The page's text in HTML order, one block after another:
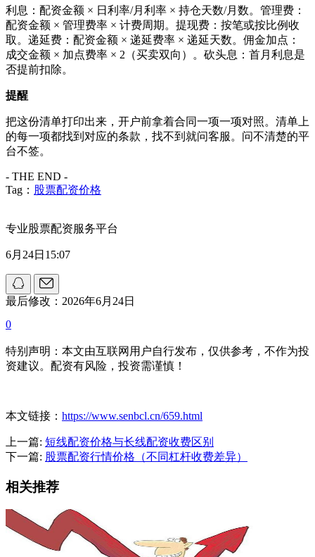
利息：配资金额 × 日利率/月利率 × 持仓天数/月数。管理费：
配资金额 × 管理费率 × 计费周期。提现费：按笔或按比例收
取。递延费：配资金额 × 递延费率 × 递延天数。佣金加点：
成交金额 × 加点费率 × 2（买卖双向）。砍头息：首月利息是
否提前扣除。
提醒
把这份清单打印出来，开户前拿着合同一项一项对照。清单上
的每一项都找到对应的条款，找不到就问客服。问不清楚的平
台不签。
- THE END -
Tag： 股票配资价格
专业股票配资服务平台
6月24日15:07
最后修改：2026年6月24日
0
特别声明：本文由互联网用户自行发布，仅供参考，不作为投
资建议。配资有风险，投资需谨慎！
本文链接： https://www.senbcl.cn/659.html
上一篇: 短线配资价格与长线配资收费区别
下一篇: 股票配资行情价格（不同杠杆收费差异）
相关推荐